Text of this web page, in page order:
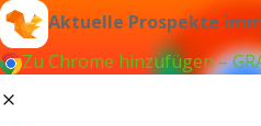
Aktuelle Prospekte
Zu Chrome hinzufügen –